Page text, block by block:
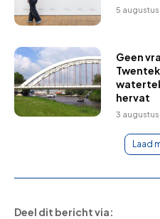
5
Geen
hervat
3
Laad
Deel dit bericht via: